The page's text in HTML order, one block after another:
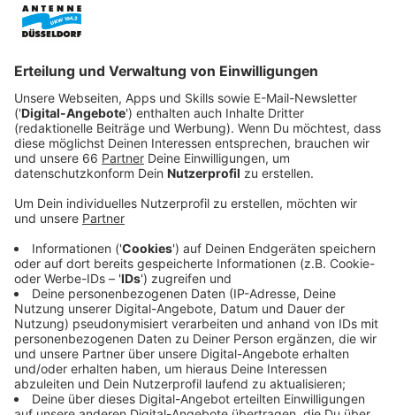
2025). Ein wichtiger Schritt für den Umbau des
Platzes.
Anzeige
Lösung für den Fahrradverkehr am
Hauptbahnhof
Eine wichtige Frage in der Planung für den neuen
Konrad-Adenauer-Platz vor dem Hauptbahnhof ist
damit geklärt: Wo parken die vielen Fahrräder?
Dadurch dass das Hansahaus am Rande des Platzes
neben dem Uhrenturm liegt ist auch klar, dass der
Radverkehr nicht mitten vor dem Haupteingang